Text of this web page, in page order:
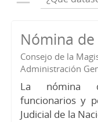
Nómina
Consejo de la
Administración
La nómina
funcionarios y
Judicial de la